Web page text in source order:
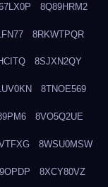
8Q89HRM2
8RKWTPQR
8SJXN2QY
8TNOE569
8VO5Q2UE
8WSU0MSW
8XCY80VZ